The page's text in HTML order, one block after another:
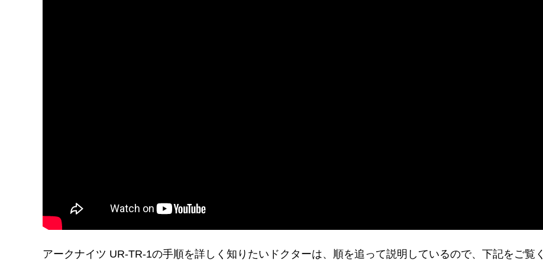
アークナイツ UR-TR-1の手順を詳しく知りたいドクターは、順を追って説明しているので、下記をご覧く